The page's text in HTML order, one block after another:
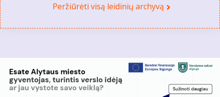
Peržiūrėti visą leidinių archyvą